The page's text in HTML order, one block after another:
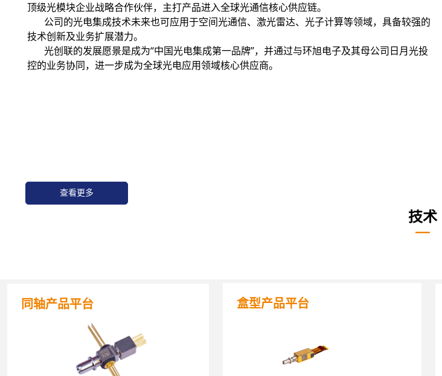
顶级光模块企业战略合作伙伴，主打产品进入全球光通信核心供应链。
公司的光电集成技术未来也可应用于空间光通信、激光雷达、光子计算等领域，具备较强的
技术创新及业务扩展潜力。
光创联的发展愿景是成为“中国光电集成第一品牌”，并通过与环旭电子及其母公司日月光投
控的业务协同，进一步成为全球光电应用领域核心供应商。
技术
—
同轴产品平台 盒型产品平台
查看更多